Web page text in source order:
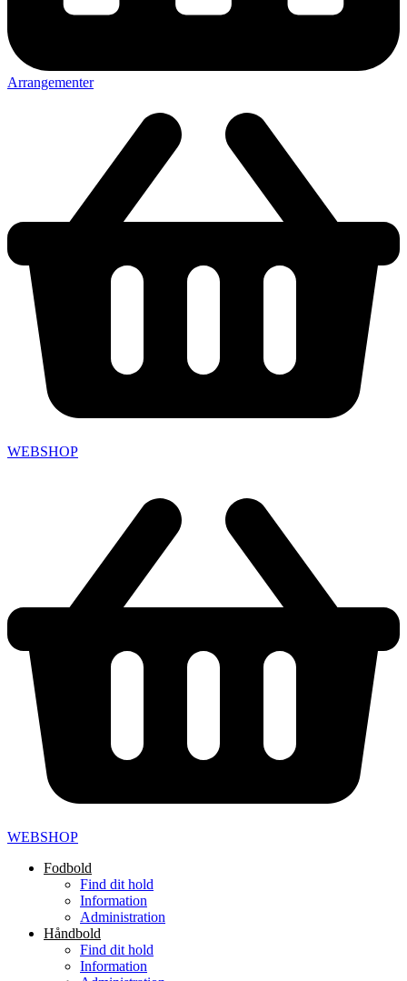
Arrangementer
WEBSHOP
WEBSHOP
Fodbold
Find dit hold
Information
Administration
Håndbold
Find dit hold
Information